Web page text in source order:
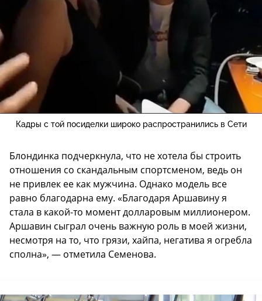
Кадры с той посиделки широко распространились в Сети
Блондинка подчеркнула, что не хотела бы строить
отношения со скандальным спортсменом, ведь он
не привлек ее как мужчина. Однако модель все
равно благодарна ему. «Благодаря Аршавину я
стала в какой-то момент долларовым миллионером.
Аршавин сыграл очень важную роль в моей жизни,
несмотря на то, что грязи, хайпа, негатива я огребла
сполна», — отметила Семенова.